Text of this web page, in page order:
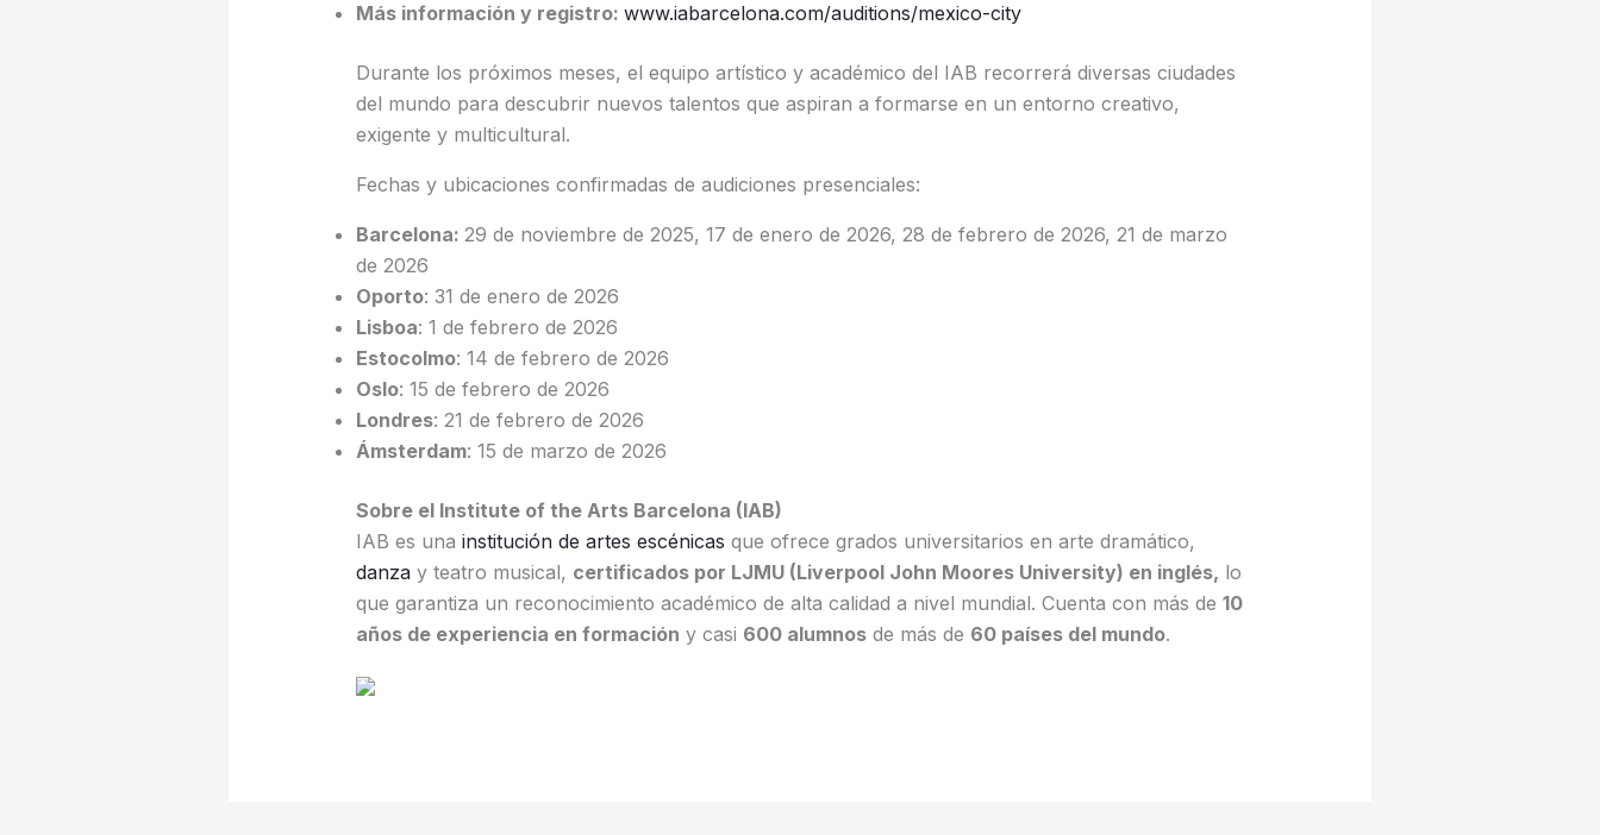
Más información y registro: www.iabarcelona.com/auditions/mexico-city
Durante los próximos meses, el equipo artístico y académico del IAB recorrerá diversas ciudades
del mundo para descubrir nuevos talentos que aspiran a formarse en un entorno creativo,
exigente y multicultural.
Fechas y ubicaciones confirmadas de audiciones presenciales:
Barcelona: 29 de noviembre de 2025, 17 de enero de 2026, 28 de febrero de 2026, 21 de marzo
de 2026
Oporto: 31 de enero de 2026
Lisboa: 1 de febrero de 2026
Estocolmo: 14 de febrero de 2026
Oslo: 15 de febrero de 2026
Londres: 21 de febrero de 2026
Ámsterdam: 15 de marzo de 2026
Sobre el Institute of the Arts Barcelona (IAB)
IAB es una institución de artes escénicas que ofrece grados universitarios en arte dramático,
danzay teatro musical, certificados por LJMU (Liverpool John Moores University) en inglés, lo
que garantiza un reconocimiento académico de alta calidad a nivel mundial. Cuenta con más de 10
años de experiencia en formación y casi 600 alumnosde más de 60 países del mundo.